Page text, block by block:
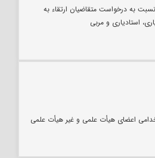
به درخواست متقاضیان ارتقاء به
استادیاری و مربی
اعضای هیأت‌ علمی و غیر هیأت علمی